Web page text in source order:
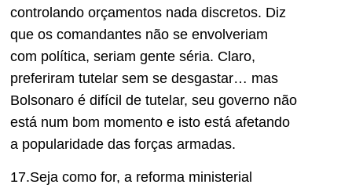
controlando orçamentos nada discretos. Diz
que os comandantes não se envolveriam
com política, seriam gente séria. Claro,
preferiram tutelar sem se desgastar… mas
Bolsonaro é difícil de tutelar, seu governo não
está num bom momento e isto está afetando
a popularidade das forças armadas.
17.Seja como for, a reforma ministerial